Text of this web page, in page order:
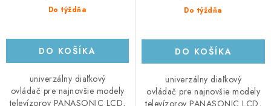
Do týždňa
DO KOŠÍKA
univerzálny diaľkový
ovládač pre najnovšie modely
televízorov PANASONIC LCD,
Do týždňa
DO KOŠÍKA
univerzálny diaľkový
ovládač pre najnovšie modely